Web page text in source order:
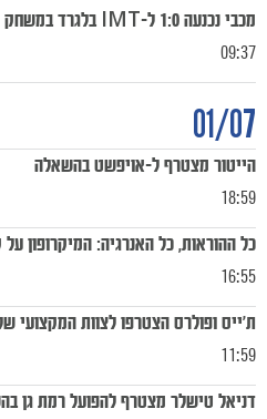
09:37
מכבי נכנעה 1:0 ל-IMT בלגרד במשחק אימון
01/07
18:59
הייטור מצטרף ל-אויפשט בהשאלה
16:55
כל ההוראות, כל האנרגיה: המיקרופון על
11:59
ת'ייס ופולרס הצטרפו לצוות המקצועי
דניאל טישלר מצטרף להפועל רמת גן